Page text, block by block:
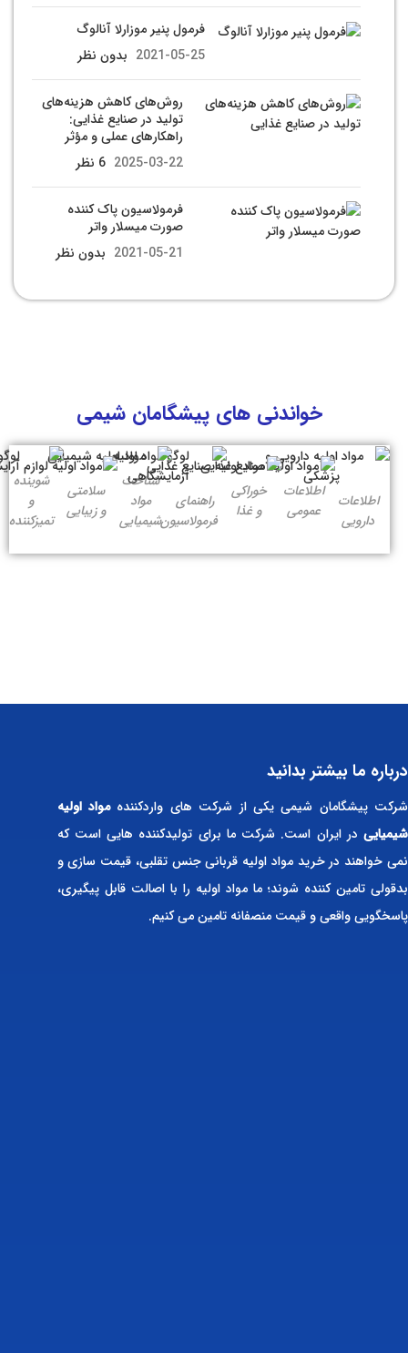
فرمول پنیر موزارلا آنالوگ
2021-05-25 بدون نظر
روش‌های کاهش هزینه‌های
تولید در صنایع غذایی:
راهکارهای عملی و مؤثر
2025-03-22 6 نظر
فرمولاسیون پاک کننده
صورت میسلار واتر
2021-05-21 بدون نظر
خواندنی های پیشگامان شیمی
اطلاعات
دارویی
اطلاعات
عمومی
خوراکی
و غذا
راهنمای
فرمولاسیون
شناخت
مواد
شیمیایی
سلامتی
و زیبایی
شوینده
و
تمیزکننده
درباره ما بیشتر بدانید
شرکت پیشگامان شیمی یکی از شرکت های واردکنندهمواد اولیه
شیمیایی در ایران است. شرکت ما برای تولیدکننده هایی است که
نمی خواهند در خرید مواد اولیه قربانی جنس تقلبی، قیمت سازی و
بدقولی تامین کننده شوند؛ ما مواد اولیه را با اصالت قابل پیگیری،
پاسخگویی واقعی و قیمت منصفانه تامین می کنیم.